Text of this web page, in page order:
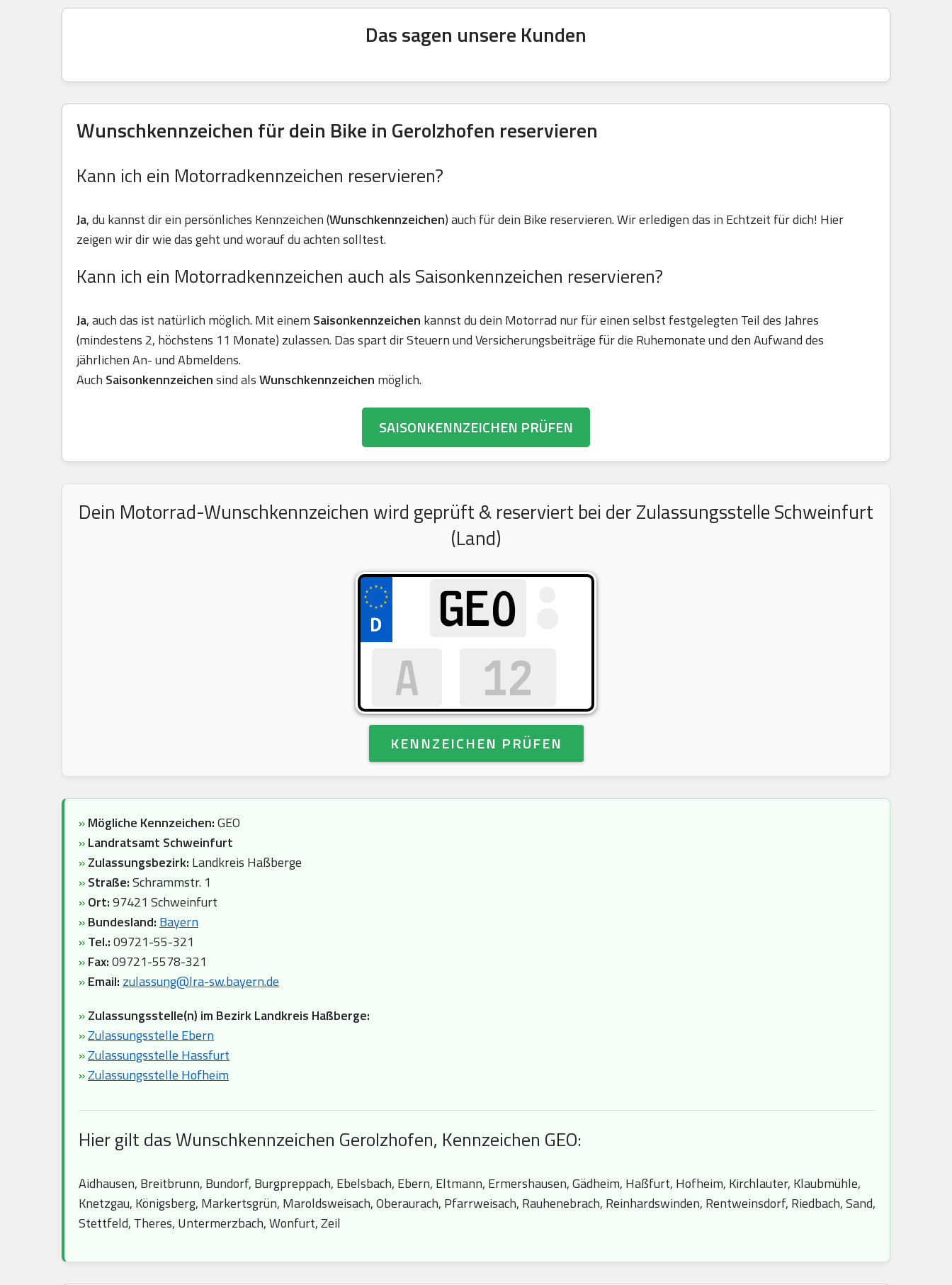
Das sagen unsere Kunden
Wunschkennzeichen für dein Bike in Gerolzhofen reservieren
Kann ich ein Motorradkennzeichen reservieren?
Ja, du kannst dir ein persönliches Kennzeichen (Wunschkennzeichen) auch für dein Bike reservieren. Wir erledigen das in Echtzeit für dich! Hier
zeigen wir dir wie das geht und worauf du achten solltest.
Kann ich ein Motorradkennzeichen auch als Saisonkennzeichen reservieren?
Ja, auch das ist natürlich möglich. Mit einem Saisonkennzeichen kannst du dein Motorrad nur für einen selbst festgelegten Teil des Jahres
(mindestens 2, höchstens 11 Monate) zulassen. Das spart dir Steuern und Versicherungsbeiträge für die Ruhemonate und den Aufwand des
jährlichen An- und Abmeldens.
Auch Saisonkennzeichensind alsWunschkennzeichen möglich.
SAISONKENNZEICHEN PRÜFEN
Dein Motorrad-Wunschkennzeichen wird geprüft & reserviert bei der Zulassungsstelle Schweinfurt
(Land)
KENNZEICHEN PRÜFEN
»Mögliche Kennzeichen:GEO
»Landratsamt Schweinfurt
»Zulassungsbezirk: Landkreis Haßberge
»Straße:Schrammstr. 1
»Ort:97421 Schweinfurt
»Bundesland: Bayern
»Tel.:09721-55-321
»Fax:09721-5578-321
»Email: zulassung@lra-sw.bayern.de
»Zulassungsstelle(n) im Bezirk Landkreis Haßberge:
»Zulassungsstelle Ebern
»Zulassungsstelle Hassfurt
»Zulassungsstelle Hofheim
Hier gilt das Wunschkennzeichen Gerolzhofen, Kennzeichen GEO:
Aidhausen, Breitbrunn, Bundorf, Burgpreppach, Ebelsbach, Ebern, Eltmann, Ermershausen, Gädheim, Haßfurt, Hofheim, Kirchlauter, Klaubmühle,
Knetzgau, Königsberg, Markertsgrün, Maroldsweisach, Oberaurach, Pfarrweisach, Rauhenebrach, Reinhardswinden, Rentweinsdorf, Riedbach, Sand,
Stettfeld, Theres, Untermerzbach, Wonfurt, Zeil